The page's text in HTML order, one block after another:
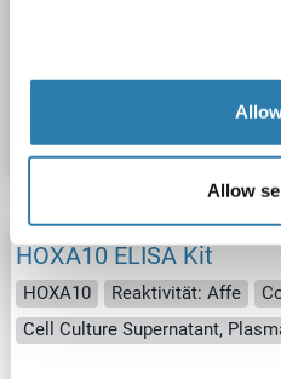
Allow
Produktnummer
HOXA10 ELISA Kit
HOXA10 Reaktivität: Affe